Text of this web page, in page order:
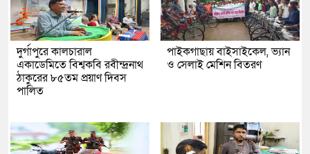
দুর্গাপুরে কালচারাল
একাডেমিতে বিশ্বকবি রবীন্দ্রনাথ
ঠাকুরের ৮৫তম প্রয়াণ দিবস
পালিত
পাইকগাছায় বাইসাইকেল, ভ্যান
ও সেলাই মেশিন বিতরণ